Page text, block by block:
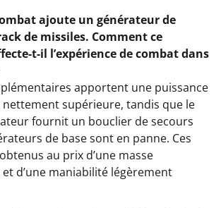
ajoute un générateur de
de missiles. Comment ce
t-il l’expérience de combat dans
apportent une puissance
nettement supérieure, tandis que le
fournit un bouclier de secours
de base sont en panne. Ces
au prix d’une masse
d’une maniabilité légèrement